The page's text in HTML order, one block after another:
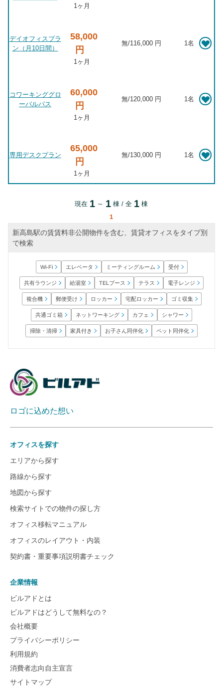
1ヶ月
デイオフィスプラ
ン（月10日間）
58,000
円
1ヶ月
無/116,000 円 1名
コワーキンググロ
ーバルパス
60,000
円
1ヶ月
無/120,000 円 1名
専用デスクプラン
65,000
円
1ヶ月
無/130,000 円 1名
現在 1 ～ 1 棟 / 全 1 棟
1
新高島駅の賃賃料非公開物件を含む、賃貸オフィスをタイプ別
で検索
Wi-Fi エレベータ ミーティングルーム 受付
共有ラウンジ 給湯室 TELブース テラス 電子レンジ
複合機 郵便受け ロッカー 宅配ロッカー ゴミ収集
共通ゴミ箱 ネットワーキング カフェ シャワー
掃除・清掃 家具付き お子さん同伴化 ペット同伴化
ロゴに込めた想い
オフィスを探す
エリアから探す
路線から探す
地図から探す
検索サイトでの物件の探し方
オフィス移転マニュアル
オフィスのレイアウト・内装
契約書・重要事項説明書チェック
企業情報
ビルアドとは
ビルアドはどうして無料なの？
会社概要
プライバシーポリシー
利用規約
消費者志向自主宣言
サイトマップ